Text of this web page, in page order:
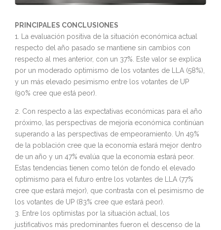
PRINCIPALES CONCLUSIONES
1. La evaluación positiva de la situación económica actual
respecto del año pasado se mantiene sin cambios con
respecto al mes anterior, con un 37%. Este valor se explica
por un moderado optimismo de los votantes de LLA (58%),
y un más elevado pesimismo entre los votantes de UP
(90% cree que está peor).
2. Con respecto a las expectativas económicas para el año
próximo, las perspectivas de mejoría económica continúan
superando a las perspectivas de empeoramiento. Un 49%
de la población cree que la economía estará mejor dentro
de un año y un 47% evalúa que la economía estará peor.
Estas tendencias tienen como telón de fondo el elevado
optimismo para el futuro entre los votantes de LLA (77%
cree que estará mejor), que contrasta con el pesimismo de
los votantes de UP (83% cree que estará peor).
3. Entre los optimistas por la situación actual, los
justificativos más predominantes fueron el descenso de la